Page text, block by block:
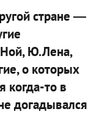
стране ―
Ю.Лена,
о которых
когда-то в
догадывался